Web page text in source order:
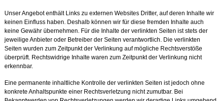
Unser Angebot enthält Links zu externen Websites Dritter, auf deren Inhalte wir
keinen Einfluss haben. Deshalb können wir für diese fremden Inhalte auch
keine Gewähr übernehmen. Für die Inhalte der verlinkten Seiten ist stets der
jeweilige Anbieter oder Betreiber der Seiten verantwortlich. Die verlinkten
Seiten wurden zum Zeitpunkt der Verlinkung auf mögliche Rechtsverstöße
überprüft. Rechtswidrige Inhalte waren zum Zeitpunkt der Verlinkung nicht
erkennbar.
Eine permanente inhaltliche Kontrolle der verlinkten Seiten ist jedoch ohne
konkrete Anhaltspunkte einer Rechtsverletzung nicht zumutbar. Bei